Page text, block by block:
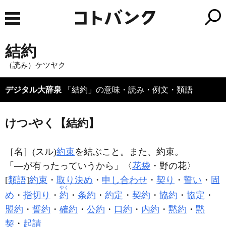
結約
（読み）ケツヤク
デジタル大辞泉 「結約」の意味・読み・例文・類語
けつ‐やく【結約】
［名］ (スル)約束を結ぶこと。また、約束。
「―が有ったっていうから」〈花袋 ・野の花〉
[類語]約束 ・ 取り決め ・ 申し合わせ ・ 契り ・ 誓い ・ 固
め ・ 指切り ・ 約
やく
・ 条約 ・ 約定 ・ 契約 ・ 協約 ・ 協定 ・
盟約 ・ 誓約 ・ 確約 ・ 公約 ・ 口約 ・ 内約 ・ 黙約 ・ 黙
契 ・ 起請